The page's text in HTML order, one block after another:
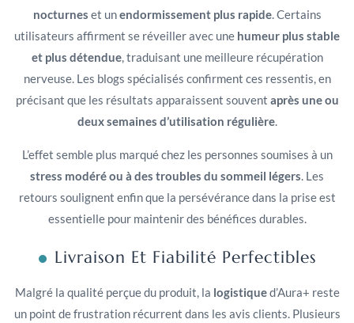
nocturnes et unendormissement plus rapide. Certains
utilisateurs affirment se réveiller avec une humeur plus stable
et plus détendue, traduisant une meilleure récupération
nerveuse. Les blogs spécialisés confirment ces ressentis, en
précisant que les résultats apparaissent souvent après une ou
deux semaines d’utilisation régulière.
L’effet semble plus marqué chez les personnes soumises à un
stress modéré ou à des troubles du sommeil légers. Les
retours soulignent enfin que la persévérance dans la prise est
essentielle pour maintenir des bénéfices durables.
Livraison Et Fiabilité Perfectibles
Malgré la qualité perçue du produit, la logistiqued’Aura+ reste
un point de frustration récurrent dans les avis clients. Plusieurs